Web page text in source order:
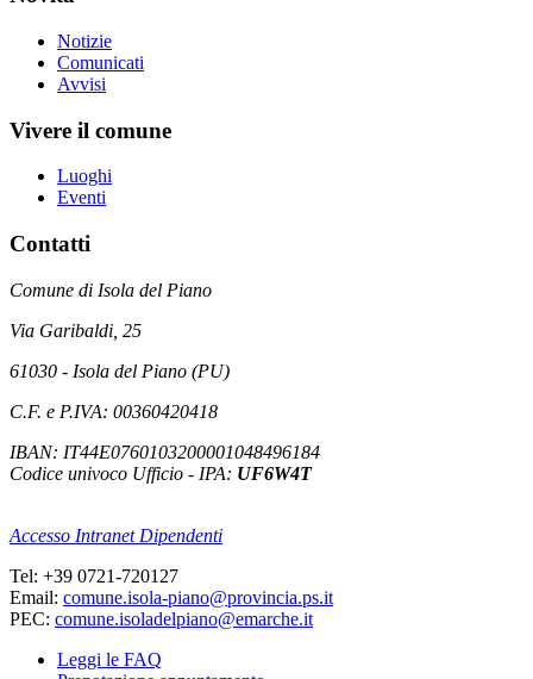
Notizie
Comunicati
Avvisi
Vivere il comune
Luoghi
Eventi
Contatti
Comune di Isola del Piano
Via Garibaldi, 25
61030 - Isola del Piano (PU)
C.F. e P.IVA: 00360420418
IBAN: IT44E0760103200001048496184
Codice univoco Ufficio - IPA: UF6W4T
Accesso Intranet Dipendenti
Tel: +39 0721-720127
Email: comune.isola-piano@provincia.ps.it
PEC: comune.isoladelpiano@emarche.it
Leggi le FAQ